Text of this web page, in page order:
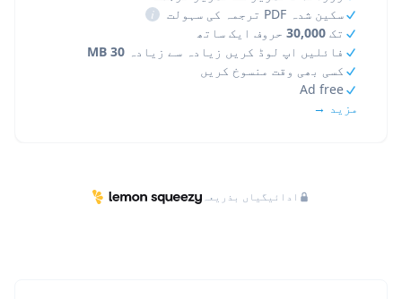
سکین شدہ PDF ترجمہ کی سہولت
i
تک 30,000 حروف ایک ساتھ
فائلیں اپ لوڈ کریں زیادہ سے زیادہ 30 MB
کسی بھی وقت منسوخ کریں
Ad free
مزید →
ادائیگیاں بذریعہ